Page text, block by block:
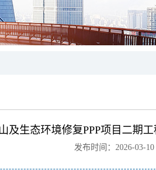
及生态环境修复PPP项目二期
发布时间：2026-03-